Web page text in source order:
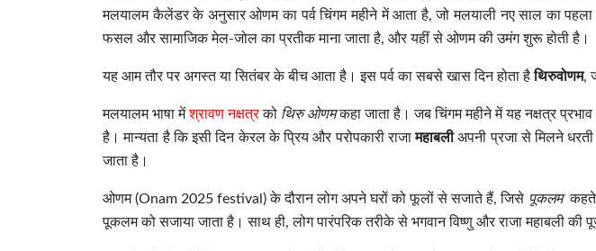
मलयालम कैलेंडर के अनुसार ओणम का पर्व चिंगम महीने में आता है, जो मलयाली नए साल का पहला
फसल और सामाजिक मेल-जोल का प्रतीक माना जाता है, और यहीं से ओणम की उमंग शुरू होती है।
यह आम तौर पर अगस्त या सितंबर के बीच आता है। इस पर्व का सबसे खास दिन होता हैथिरुवोणम,
मलयालम भाषा मेंश्रावण नक्षत्रको थिरु ओणमकहा जाता है। जब चिंगम महीने में यह नक्षत्र
है। मान्यता है कि इसी दिन केरल के प्रिय और परोपकारी राजामहाबलीअपनी प्रजा से मिलने
जाता है।
ओणम (Onam 2025 festival) के दौरान लोग अपने घरों को फूलों से सजाते हैं, जिसे पूकलमकहते
पूकलम को सजाया जाता है। साथ ही, लोग पारंपरिक तरीके से भगवान विष्णु और राजा महाबली की